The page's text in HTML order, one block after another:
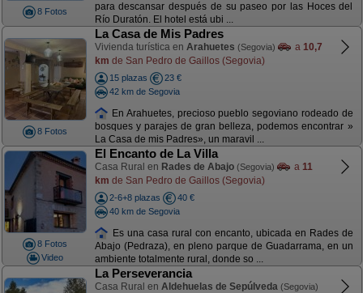
8 Fotos
para descansar después de su paseo por las Hoces del
Río Duratón. El hotel está ubi ...
8 Fotos
La Casa de Mis Padres
Vivienda turística en Arahuetes (Segovia) a 10,7
km de San Pedro de Gaillos (Segovia)
15 plazas
23 €
42 km de Segovia
En Arahuetes, precioso pueblo segoviano rodeado de
bosques y parajes de gran belleza, podemos encontrar »
La Casa de mis Padres», un maravil ...
8 Fotos
Video
El Encanto de La Villa
Casa Rural en Rades de Abajo (Segovia) a 11
km de San Pedro de Gaillos (Segovia)
2-6+8 plazas
40 €
40 km de Segovia
Es una casa rural con encanto, ubicada en Rades de
Abajo (Pedraza), en pleno parque de Guadarrama, en un
ambiente totalmente rural, donde so ...
La Perseverancia
Casa Rural en Aldehuelas de Sepúlveda (Segovia)